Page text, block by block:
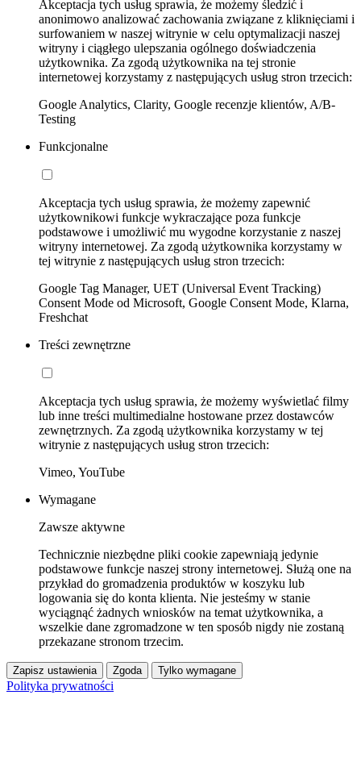
Akceptacja tych usług sprawia, że możemy śledzić i
anonimowo analizować zachowania związane z kliknięciami i
surfowaniem w naszej witrynie w celu optymalizacji naszej
witryny i ciągłego ulepszania ogólnego doświadczenia
użytkownika. Za zgodą użytkownika na tej stronie
internetowej korzystamy z następujących usług stron trzecich:
Google Analytics, Clarity, Google recenzje klientów, A/B-
Testing
Funkcjonalne
Akceptacja tych usług sprawia, że możemy zapewnić
użytkownikowi funkcje wykraczające poza funkcje
podstawowe i umożliwić mu wygodne korzystanie z naszej
witryny internetowej. Za zgodą użytkownika korzystamy w
tej witrynie z następujących usług stron trzecich:
Google Tag Manager, UET (Universal Event Tracking)
Consent Mode od Microsoft, Google Consent Mode, Klarna,
Freshchat
Treści zewnętrzne
Akceptacja tych usług sprawia, że możemy wyświetlać filmy
lub inne treści multimedialne hostowane przez dostawców
zewnętrznych. Za zgodą użytkownika korzystamy w tej
witrynie z następujących usług stron trzecich:
Vimeo, YouTube
Wymagane
Zawsze aktywne
Technicznie niezbędne pliki cookie zapewniają jedynie
podstawowe funkcje naszej strony internetowej. Służą one na
przykład do gromadzenia produktów w koszyku lub
logowania się do konta klienta. Nie jesteśmy w stanie
wyciągnąć żadnych wniosków na temat użytkownika, a
wszelkie dane zgromadzone w ten sposób nigdy nie zostaną
przekazane stronom trzecim.
Zapisz ustawienia Zgoda Tylko wymagane
Polityka prywatności